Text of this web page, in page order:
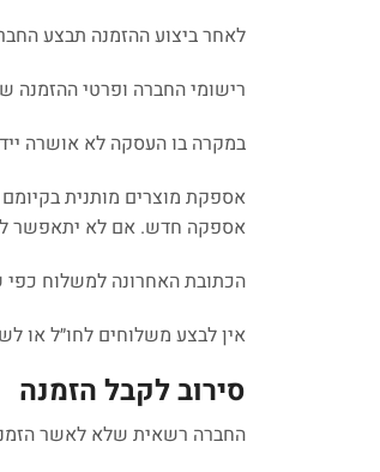
לאחר ביצוע ההזמנה תבצע
רישומי החברה ופרטי ההזמנה
במקרה בו העסקה לא אושרה
אספקת מוצרים מותנית
אספקה חדש. אם לא יתאפשר
הכתובת האחרונה למשלוח כפי
אין לבצע משלוחים לחו״ל או
סירוב לקבל הזמנה
החברה רשאית שלא לאשר